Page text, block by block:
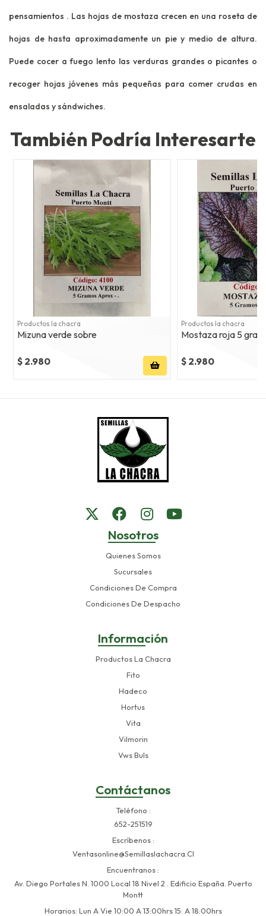
pensamientos . Las hojas de mostaza crecen en una roseta de
hojas de hasta aproximadamente un pie y medio de altura.
Puede cocer a fuego lento las verduras grandes o picantes o
recoger hojas jóvenes más pequeñas para comer crudas en
ensaladas y sándwiches.
También Podría Interesarte
Productos la chacra
Mizuna verde sobre
$ 2.980
Productos la chacra
Mostaza roja 5
$ 2.980
Nosotros
Quienes Somos
Sucursales
Condiciones De Compra
Condiciones De Despacho
Información
Productos La Chacra
Fito
Hadeco
Hortus
Vita
Vilmorin
Vws Buls
Contáctanos
Teléfono
652-251519
Escríbenos
Ventasonline@semillaslachacra.cl
Encuentranos
Av. Diego Portales N. 1000 Local 18 Nivel 2 . Edificio España. Puerto
Montt
Horarios: Lun A Vie 10:00 A 13:00hrs 15: A 18:00hrs